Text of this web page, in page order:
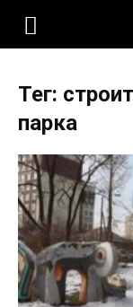
KLOOP.KG
Новости
Кыргызстана
Тег:
парка